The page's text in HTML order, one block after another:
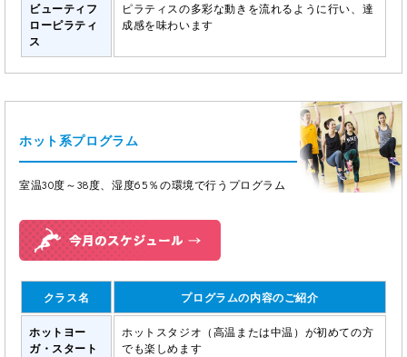
ビューティフ
ローピラティ
ス
ピラティスの多彩な動きを流れるように行い、達
成感を味わいます
ホット系プログラム
室温30度～38度、湿度65％の環境で行うプログラム
クラス名 プログラムの内容のご紹介
ホットヨー
ガ・スタート
ホットスタジオ（高温または中温）が初めての方
でも楽しめます